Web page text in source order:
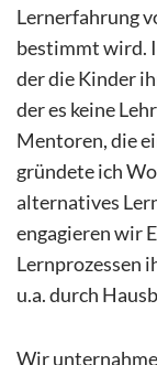
Lernerfahrung
bestimmt wird.
der die Kinder
der es keine
Mentoren, die
gründete ich
alternatives
engagieren wir
Lernprozessen
u.a. durch
Wir